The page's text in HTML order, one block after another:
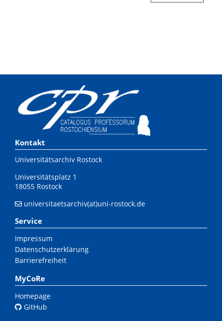
Kontakt
Universitätsarchiv Rostock
Universitätsplatz 1
18055 Rostock
universitaetsarchiv(at)uni-rostock.de
Service
Impressum
Datenschutzerklärung
Barrierefreiheit
MyCoRe
Homepage
GitHub